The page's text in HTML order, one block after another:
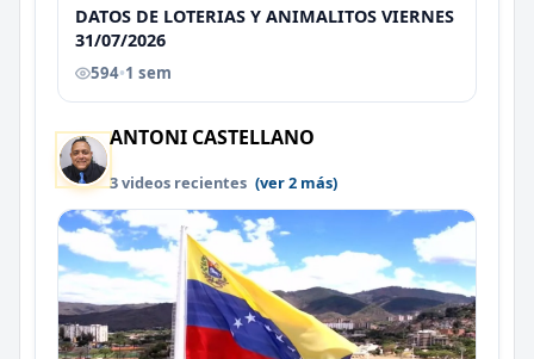
DATOS DE LOTERIAS Y ANIMALITOS VIERNES
31/07/2026
594•1 sem
ANTONI CASTELLANO
3 videos recientes (ver 2 más)